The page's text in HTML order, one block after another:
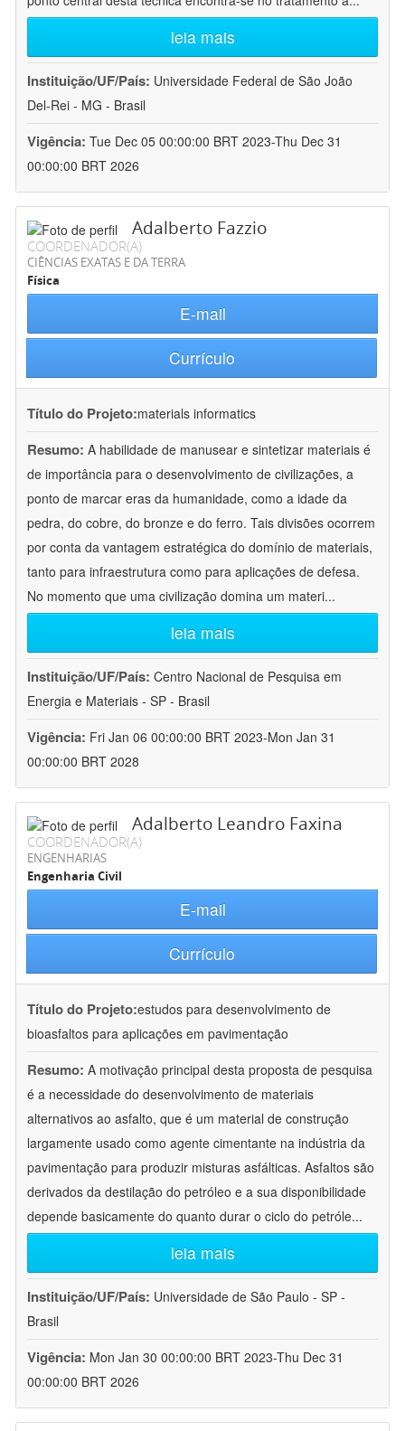
leia mais
Instituição/UF/País: Universidade Federal de São João
Del-Rei - MG - Brasil
Vigência: Tue Dec 05 00:00:00 BRT 2023-Thu Dec 31
00:00:00 BRT 2026
Adalberto Fazzio
COORDENADOR(A)
CIÊNCIAS EXATAS E DA TERRA
Física
E-mail
Currículo
Título do Projeto:materials informatics
Resumo: A habilidade de manusear e sintetizar materiais é
de importância para o desenvolvimento de civilizações, a
ponto de marcar eras da humanidade, como a idade da
pedra, do cobre, do bronze e do ferro. Tais divisões ocorrem
por conta da vantagem estratégica do domínio de materiais,
tanto para infraestrutura como para aplicações de defesa.
No momento que uma civilização domina um materi...
leia mais
Instituição/UF/País: Centro Nacional de Pesquisa em
Energia e Materiais - SP - Brasil
Vigência: Fri Jan 06 00:00:00 BRT 2023-Mon Jan 31
00:00:00 BRT 2028
Adalberto Leandro Faxina
COORDENADOR(A)
ENGENHARIAS
Engenharia Civil
E-mail
Currículo
Título do Projeto:estudos para desenvolvimento de
bioasfaltos para aplicações em pavimentação
Resumo: A motivação principal desta proposta de pesquisa
é a necessidade do desenvolvimento de materiais
alternativos ao asfalto, que é um material de construção
largamente usado como agente cimentante na indústria da
pavimentação para produzir misturas asfálticas. Asfaltos são
derivados da destilação do petróleo e a sua disponibilidade
depende basicamente do quanto durar o ciclo do petróle...
leia mais
Instituição/UF/País: Universidade de São Paulo - SP -
Brasil
Vigência: Mon Jan 30 00:00:00 BRT 2023-Thu Dec 31
00:00:00 BRT 2026